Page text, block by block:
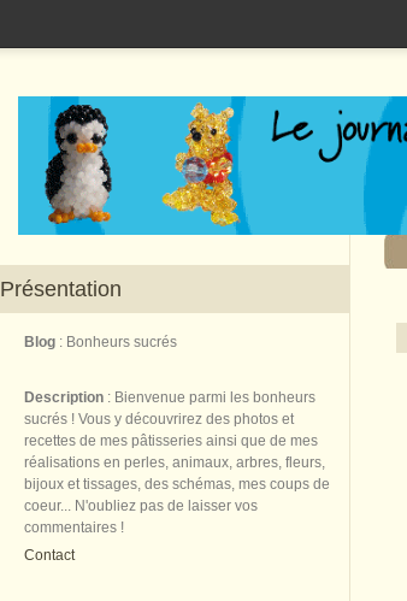
Présentation
Blog : Bonheurs sucrés
Description : Bienvenue parmi les bonheurs
sucrés ! Vous y découvrirez des photos et
recettes de mes pâtisseries ainsi que de mes
réalisations en perles, animaux, arbres, fleurs,
bijoux et tissages, des schémas, mes coups de
coeur... N'oubliez pas de laisser vos
commentaires !
Contact